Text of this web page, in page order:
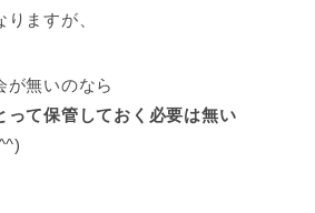
ますが、
が無いのなら
って保管しておく必要は無い